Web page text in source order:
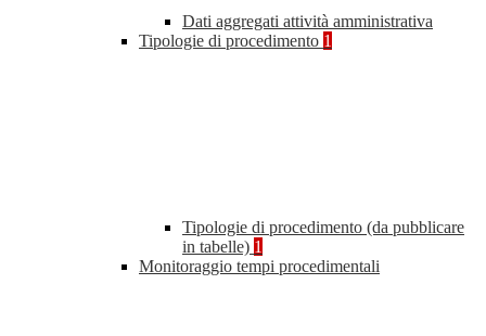
Dati aggregati attività amministrativa
Tipologie di procedimento 1
Tipologie di procedimento (da pubblicare
in tabelle) 1
Monitoraggio tempi procedimentali